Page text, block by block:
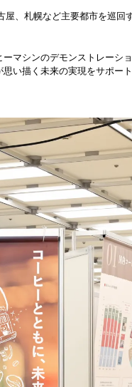
、札幌など主要都市を巡
マシンのデモンストレーシ
い描く未来の実現をサポー